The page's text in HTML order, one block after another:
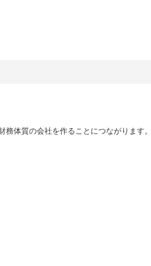
体質の会社を作ることにつながります。